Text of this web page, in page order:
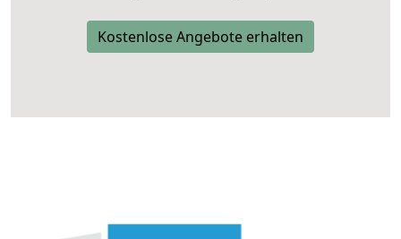
Kostenlose Angebote erhalten